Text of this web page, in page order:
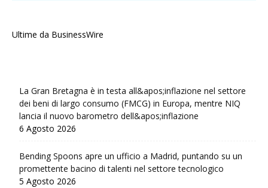
Ultime da BusinessWire
La Gran Bretagna è in testa all&apos;inflazione nel settore
dei beni di largo consumo (FMCG) in Europa, mentre NIQ
lancia il nuovo barometro dell&apos;inflazione
6 Agosto 2026
Bending Spoons apre un ufficio a Madrid, puntando su un
promettente bacino di talenti nel settore tecnologico
5 Agosto 2026